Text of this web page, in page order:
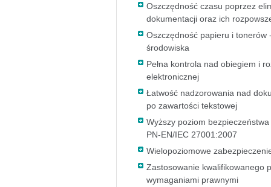
Oszczędność czasu poprzez
dokumentacji oraz ich
Oszczędność papieru i tonerów
środowiska
Pełna kontrola nad obiegiem i
elektronicznej
Łatwość nadzorowania nad
po zawartości tekstowej
Wyższy poziom
PN-EN/IEC 27001:2007
Wielopoziomowe
Zastosowanie kwalifikowanego
wymaganiami prawnymi